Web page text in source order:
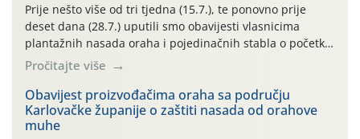
Prije nešto više od tri tjedna (15.7.), te ponovno prije
deset dana (28.7.) uputili smo obavijesti vlasnicima
plantažnih nasada oraha i pojedinačnih stabla o početku
leta i ovogodišnjoj potrebi usmjerenog suzbijanja
orahove muhe (Rhagoletis completa)! Već dvanaest dana
traje drugi ovogodišnji “toplinski udar”, koji naročito
izražen zadnja šest dana (31.7.-05.8.), jer najviše
temperature zraka svakodnevno […]
Pročitajte više
Obavijest proizvođačima oraha sa području
Karlovačke županije o zaštiti nasada od orahove
muhe